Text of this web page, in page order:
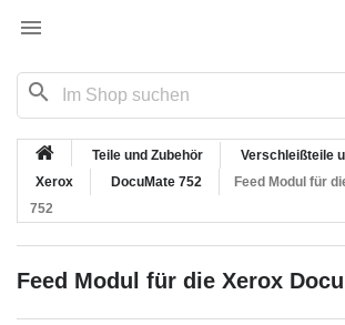

search
Teile und Zubehör
Verschleißteile
Xerox
DocuMate 752
Feed Modul für
752
Feed Modul für die Xerox